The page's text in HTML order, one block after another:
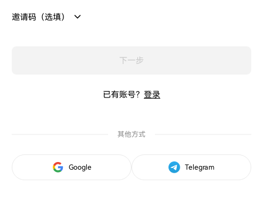
邀请码（选填）
下一步
已有账号？ 登录
其他方式
Google Telegram